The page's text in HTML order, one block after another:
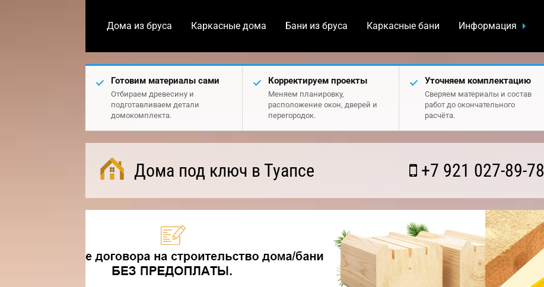
Дома из бруса Каркасные дома Бани из бруса Каркасные бани Информация
Готовим материалы сами
Отбираем древесину и
подготавливаем детали
домокомплекта.
Корректируем проекты
Меняем планировку,
расположение окон, дверей и
перегородок.
Уточняем комплектацию
Сверяем материалы и состав
работ до окончательного
расчёта.
Дома под ключ в Туапсе +7 921 027-89-78